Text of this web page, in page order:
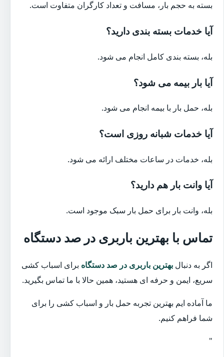
بسته به حجم بار، مسافت و تعداد کارگران متفاوت است.
آیا خدمات بسته بندی دارید؟
بله، بسته بندی کامل انجام می شود.
آیا بار بیمه می شود؟
بله، حمل بار با بیمه انجام می شود.
آیا خدمات شبانه روزی است؟
بله، خدمات در ساعات مختلف ارائه می شود.
آیا وانت بار هم دارید؟
بله، وانت بار برای حمل بار سبک موجود است.
تماس با بهترین باربری در صد دستگاه
اگر به دنبال بهترین باربری در صد دستگاه برای اسباب کشی
سریع، ایمن و حرفه ای هستید، همین حالا با ما تماس بگیرید.
ما آماده ایم بهترین تجربه حمل بار و اسباب کشی را برای
شما فراهم کنیم.
"